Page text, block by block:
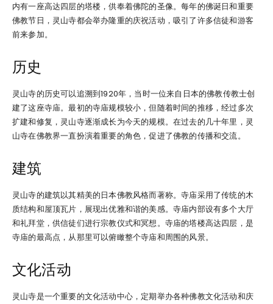
内有一座高达四层的塔楼，供奉着佛陀的圣像。每年的佛诞日和重要
佛教节日，灵山寺都会举办隆重的庆祝活动，吸引了许多信徒和游客
前来参加。
历史
灵山寺的历史可以追溯到1920年，当时一位来自日本的佛教传教士创
建了这座寺庙。最初的寺庙规模较小，但随着时间的推移，经过多次
扩建和修复，灵山寺逐渐成长为今天的规模。在过去的几十年里，灵
山寺在佛教界一直扮演着重要的角色，促进了佛教的传播和交流。
建筑
灵山寺的建筑以其精美的日本佛教风格而著称。寺庙采用了传统的木
质结构和屋顶瓦片，展现出优雅和谐的美感。寺庙内部设有多个大厅
和礼拜堂，供信徒们进行宗教仪式和冥想。寺庙的塔楼高达四层，是
寺庙的最高点，从那里可以俯瞰整个寺庙和周围的风景。
文化活动
灵山寺是一个重要的文化活动中心，定期举办各种佛教文化活动和庆